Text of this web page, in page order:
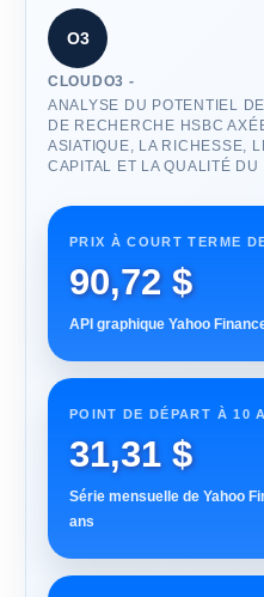
O3
CLOUDO3 -
ANALYSE DU POTENTIEL
DE RECHERCHE HSBC
ASIATIQUE, LA RICHESSE,
CAPITAL ET LA QUALITÉ
PRIX ​​À COURT TERME
90,72 $
API graphique Yahoo
POINT DE DÉPART À 10
31,31 $
Série mensuelle de Yahoo
ans